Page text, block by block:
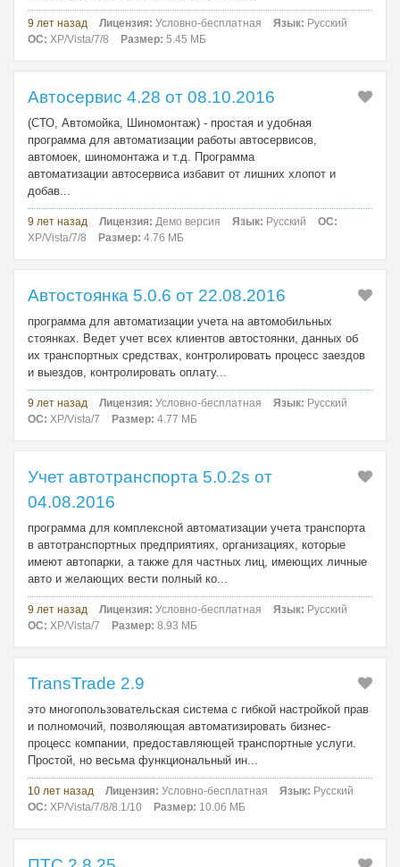
9 лет назад Лицензия: Условно-бесплатная Язык: Русский
ОС: XP/Vista/7/8 Размер: 5.45 МБ
Автосервис 4.28 от 08.10.2016
(СТО, Автомойка, Шиномонтаж) - простая и удобная
программа для автоматизации работы автосервисов,
автомоек, шиномонтажа и т.д. Программа
автоматизации автосервиса избавит от лишних хлопот и
добав...
9 лет назад Лицензия: Демо версия Язык: Русский
ОС:
XP/Vista/7/8
Размер: 4.76 МБ
Автостоянка 5.0.6 от 22.08.2016
программа для автоматизации учета на автомобильных
стоянках. Ведет учет всех клиентов автостоянки, данных об
их транспортных средствах, контролировать процесс заездов
и выездов, контролировать оплату...
9 лет назад Лицензия: Условно-бесплатная Язык: Русский
ОС: XP/Vista/7 Размер: 4.77 МБ
Учет автотранспорта 5.0.2s от
04.08.2016
программа для комплексной автоматизации учета транспорта
в автотранспортных предприятиях, организациях, которые
имеют автопарки, а также для частных лиц, имеющих личные
авто и желающих вести полный ко...
9 лет назад Лицензия: Условно-бесплатная Язык: Русский
ОС: XP/Vista/7 Размер: 8.93 МБ
TransTrade 2.9
это многопользовательская система с гибкой настройкой прав
и полномочий, позволяющая автоматизировать бизнес-
процесс компании, предоставляющей транспортные услуги.
Простой, но весьма функциональный ин...
10 лет назад Лицензия: Условно-бесплатная Язык: Русский
ОС: XP/Vista/7/8/8.1/10 Размер: 10.06 МБ